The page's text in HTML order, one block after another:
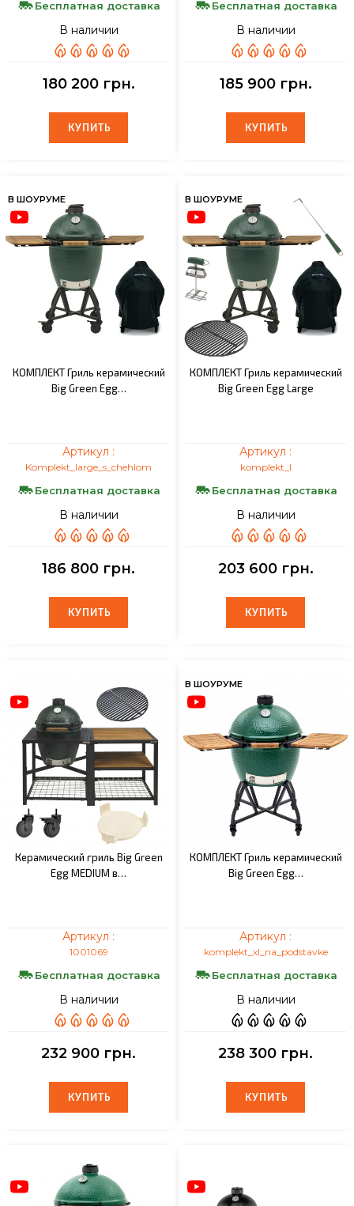
Бесплатная доставка
В наличии
180 200 грн.
КУПИТЬ
КУПИТЬ
Бесплатная доставка
В наличии
185 900 грн.
КУПИТЬ
КУПИТЬ
В ШОУРУМЕ
КОМПЛЕКТ Гриль керамический
Big Green Egg…
Артикул :
Komplekt_large_s_chehlom
Бесплатная доставка
В наличии
186 800 грн.
КУПИТЬ
КУПИТЬ
В ШОУРУМЕ
КОМПЛЕКТ Гриль керамический
Big Green Egg Large
Артикул :
komplekt_l
Бесплатная доставка
В наличии
203 600 грн.
КУПИТЬ
КУПИТЬ
Керамический гриль Big Green
Egg MEDIUM в…
Артикул :
1001069
Бесплатная доставка
В наличии
232 900 грн.
КУПИТЬ
КУПИТЬ
В ШОУРУМЕ
КОМПЛЕКТ Гриль керамический
Big Green Egg…
Артикул :
komplekt_xl_na_podstavke
Бесплатная доставка
В наличии
238 300 грн.
КУПИТЬ
КУПИТЬ